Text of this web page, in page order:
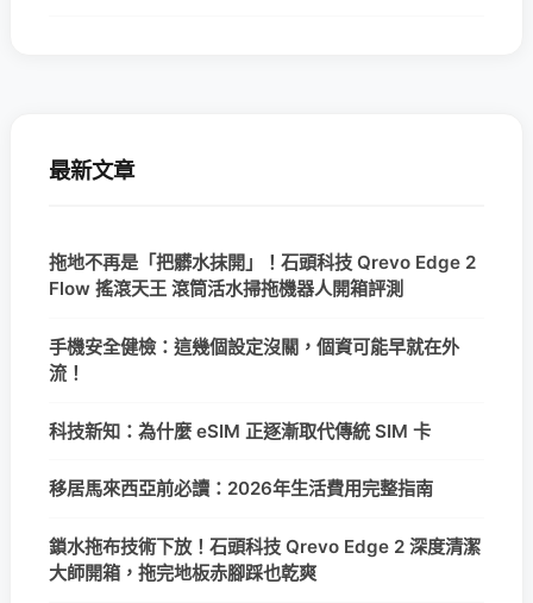
最新文章
拖地不再是「把髒水抹開」！石頭科技 Qrevo Edge 2
Flow 搖滾天王 滾筒活水掃拖機器人開箱評測
手機安全健檢：這幾個設定沒關，個資可能早就在外
流！
科技新知：為什麼 eSIM 正逐漸取代傳統 SIM 卡
移居馬來西亞前必讀：2026年生活費用完整指南
鎖水拖布技術下放！石頭科技 Qrevo Edge 2 深度清潔
大師開箱，拖完地板赤腳踩也乾爽